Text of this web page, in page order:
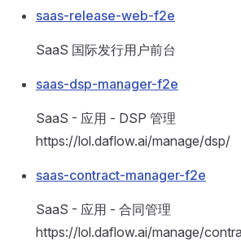
saas-release-web-f2e
SaaS 国际发行用户前台
saas-dsp-manager-f2e
SaaS - 应用 - DSP 管理
https://lol.daflow.ai/manage/dsp/
saas-contract-manager-f2e
SaaS - 应用 - 合同管理
https://lol.daflow.ai/manage/